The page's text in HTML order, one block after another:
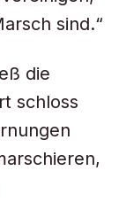
sind.“
die
schloss